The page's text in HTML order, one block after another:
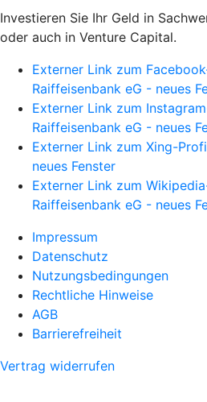
Investieren Sie Ihr Geld in
oder auch in Venture Capital.
Externer Link zum
Raiffeisenbank eG - neues
Externer Link zum
Raiffeisenbank eG - neues
Externer Link zum Xing-
neues Fenster
Externer Link zum
Raiffeisenbank eG - neues
Impressum
Datenschutz
Nutzungsbedingungen
Rechtliche Hinweise
AGB
Barrierefreiheit
Vertrag widerrufen